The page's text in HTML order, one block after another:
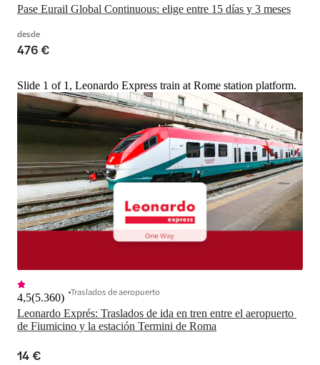
Pase Eurail Global Continuous: elige entre 15 días y 3 meses
desde
476 €
Slide 1 of 1, Leonardo Express train at Rome station platform.
Leonardo Exprés: Traslados de ida en tren entre el aeropuerto
de Fiumicino y la estación Termini de Roma
4,5(5.360) Traslados de aeropuerto
14 €